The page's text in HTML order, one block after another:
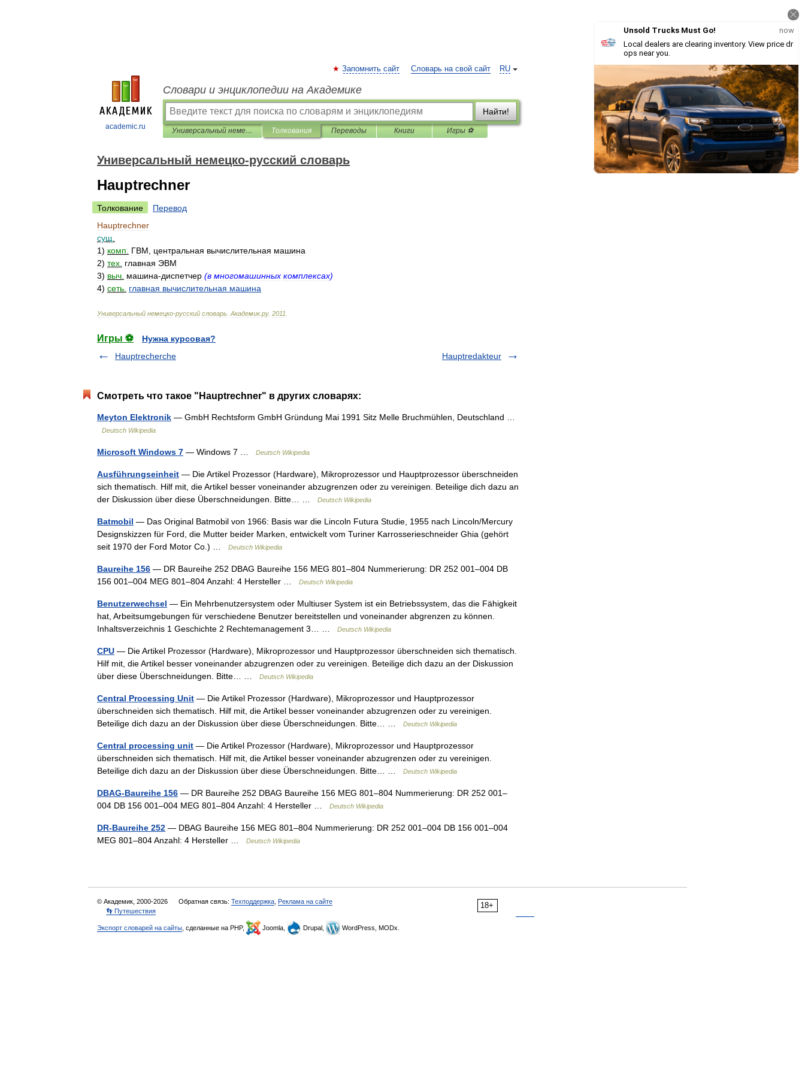
academic.ru
RU
Запомнить сайт Словарь на свой сайт
Словари и энциклопедии на Академике
Найти!
Универсальный немецко-русский словарь Толкования Переводы Книги Игры ⚽
Универсальный немецко-русский словарь
Hauptrechner
Толкование
Перевод
Hauptrechner
сущ
1) комп ГВМ центральная вычислительная машина
2) тех главная ЭВМ
3) выч машина-диспетчер (в многомашинных комплексах)
4) сеть главная вычислительная машина
Универсальный немецко-русский словарь Академик.ру. 2011
Игры ⚽
Нужна курсовая?
Hauptrecherche
Hauptredakteur
Смотреть что такое "Hauptrechner" в других словарях:
Meyton Elektronik — GmbH Rechtsform GmbH Gründung Mai 1991 Sitz Melle Bruchmühlen, Deutschland …
Deutsch Wikipedia
Microsoft Windows 7 — Windows 7 … Deutsch Wikipedia
Ausführungseinheit — Die Artikel Prozessor (Hardware), Mikroprozessor und Hauptprozessor überschneiden
sich thematisch. Hilf mit, die Artikel besser voneinander abzugrenzen oder zu vereinigen. Beteilige dich dazu an
der Diskussion über diese Überschneidungen. Bitte… …
Deutsch Wikipedia
Batmobil — Das Original Batmobil von 1966: Basis war die Lincoln Futura Studie, 1955 nach Lincoln/Mercury
Designskizzen für Ford, die Mutter beider Marken, entwickelt vom Turiner Karrosserieschneider Ghia (gehört
seit 1970 der Ford Motor Co.) …
Deutsch Wikipedia
Baureihe 156 — DR Baureihe 252 DBAG Baureihe 156 MEG 801–804 Nummerierung: DR 252 001–004 DB
156 001–004 MEG 801–804 Anzahl: 4 Hersteller …
Deutsch Wikipedia
Benutzerwechsel — Ein Mehrbenutzersystem oder Multiuser System ist ein Betriebssystem, das die Fähigkeit
hat, Arbeitsumgebungen für verschiedene Benutzer bereitstellen und voneinander abgrenzen zu können.
Inhaltsverzeichnis 1 Geschichte 2 Rechtemanagement 3… …
Deutsch Wikipedia
CPU — Die Artikel Prozessor (Hardware), Mikroprozessor und Hauptprozessor überschneiden sich thematisch.
Hilf mit, die Artikel besser voneinander abzugrenzen oder zu vereinigen. Beteilige dich dazu an der Diskussion
über diese Überschneidungen. Bitte… …
Deutsch Wikipedia
Central Processing Unit — Die Artikel Prozessor (Hardware), Mikroprozessor und Hauptprozessor
überschneiden sich thematisch. Hilf mit, die Artikel besser voneinander abzugrenzen oder zu vereinigen.
Beteilige dich dazu an der Diskussion über diese Überschneidungen. Bitte… …
Deutsch Wikipedia
Central processing unit — Die Artikel Prozessor (Hardware), Mikroprozessor und Hauptprozessor
überschneiden sich thematisch. Hilf mit, die Artikel besser voneinander abzugrenzen oder zu vereinigen.
Beteilige dich dazu an der Diskussion über diese Überschneidungen. Bitte… …
Deutsch Wikipedia
DBAG-Baureihe 156 — DR Baureihe 252 DBAG Baureihe 156 MEG 801–804 Nummerierung: DR 252 001–
004 DB 156 001–004 MEG 801–804 Anzahl: 4 Hersteller …
Deutsch Wikipedia
DR-Baureihe 252 — DBAG Baureihe 156 MEG 801–804 Nummerierung: DR 252 001–004 DB 156 001–004
MEG 801–804 Anzahl: 4 Hersteller …
Deutsch Wikipedia
18+
© Академик, 2000-2026 Обратная связь: Техподдержка Реклама на сайте
👣 Путешествия
Экспорт словарей на сайты , сделанные на PHP, Joomla, Drupal, WordPress, MODx.